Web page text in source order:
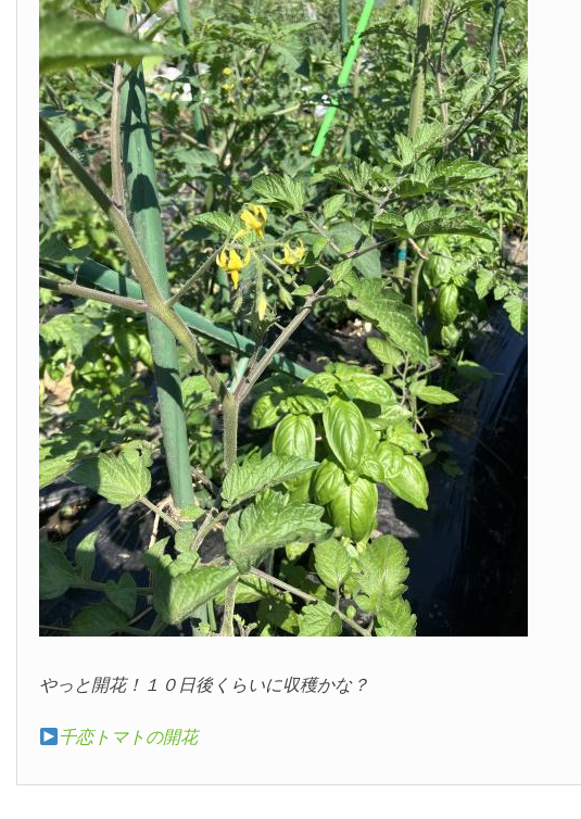
やっと開花！１０日後くらいに収穫かな？
千恋トマトの開花